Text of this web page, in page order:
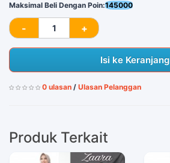
Maksimal Beli Dengan Poin:145000
Isi ke Keranjang
0 ulasan / Ulasan Pelanggan
Produk Terkait